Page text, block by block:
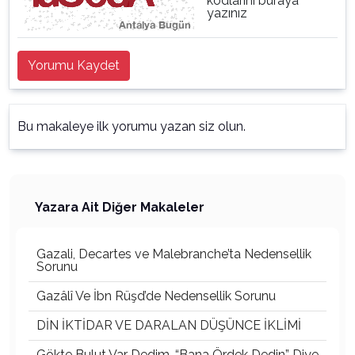
yazınız
Yorumu Kaydet
Bu makaleye ilk yorumu yazan siz olun.
Yazara Ait Diğer Makaleler
Gazali, Decartes ve Malebranche’ta Nedensellik
Sorunu
Gazâlî Ve İbn Rüşd’de Nedensellik Sorunu
DİN İKTİDAR VE DARALAN DÜŞÜNCE İKLİMİ